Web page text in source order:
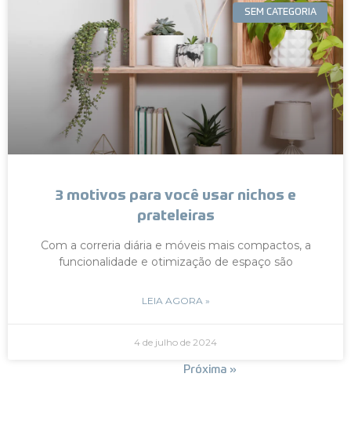
SEM CATEGORIA
3 motivos para você usar nichos e
prateleiras
Com a correria diária e móveis mais compactos, a
funcionalidade e otimização de espaço são
LEIA AGORA »
4 de julho de 2024
Próxima »